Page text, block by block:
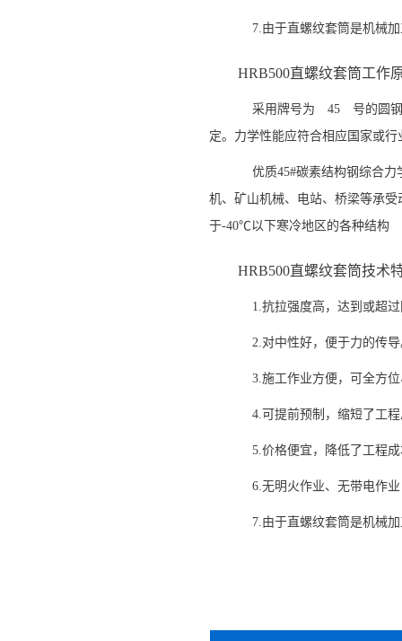
7.由于直螺纹套筒是机械加
HRB500直螺纹套筒工作
采用牌号为 45 号的圆钢或
定。力学性能应符合相应国家或
优质45#碳素结构钢综合力
机、矿山机械、电站、桥梁等承
于-40℃以下寒冷地区的各种结构
HRB500直螺纹套筒技术
1.抗拉强度高，达到或超过
2.对中性好，便于力的传导
3.施工作业方便，可全方位
4.可提前预制，缩短了工程
5.价格便宜，降低了工程成
6.无明火作业、无带电作业
7.由于直螺纹套筒是机械加